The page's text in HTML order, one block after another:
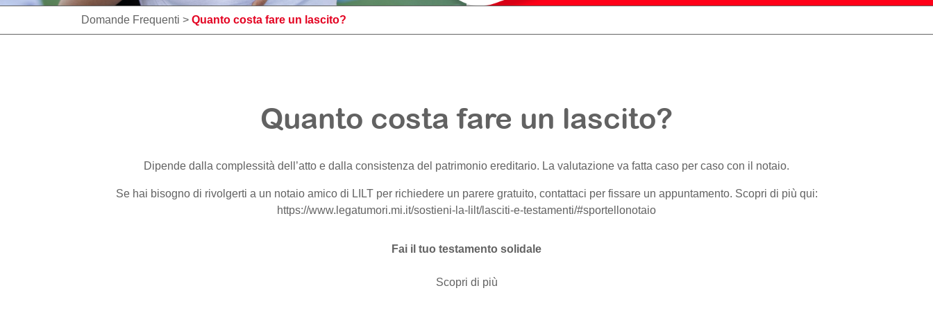
Domande Frequenti > Quanto costa fare un lascito?
Quanto costa fare un lascito?
Dipende dalla complessità dell’atto e dalla consistenza del patrimonio ereditario. La valutazione va fatta caso per caso con il notaio.
Se hai bisogno di rivolgerti a un notaio amico di LILT per richiedere un parere gratuito, contattaci per fissare un appuntamento. Scopri di più qui:
https://www.legatumori.mi.it/sostieni-la-lilt/lasciti-e-testamenti/#sportellonotaio
Fai il tuo testamento solidale
Scopri di più